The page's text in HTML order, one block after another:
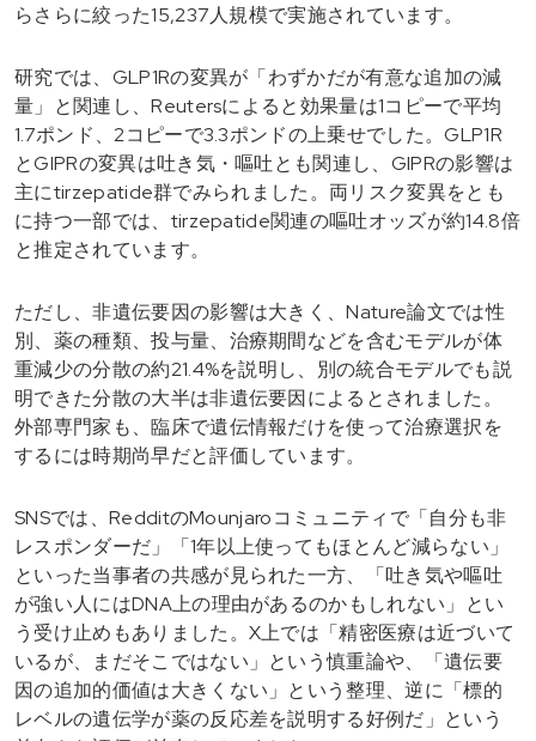
らさらに絞った15,237人規模で実施されています。
研究では、GLP1Rの変異が「わずかだが有意な追加の減
量」と関連し、Reutersによると効果量は1コピーで平均
1.7ポンド、2コピーで3.3ポンドの上乗せでした。GLP1R
とGIPRの変異は吐き気・嘔吐とも関連し、GIPRの影響は
主にtirzepatide群でみられました。両リスク変異をとも
に持つ一部では、tirzepatide関連の嘔吐オッズが約14.8倍
と推定されています。
ただし、非遺伝要因の影響は大きく、Nature論文では性
別、薬の種類、投与量、治療期間などを含むモデルが体
重減少の分散の約21.4%を説明し、別の統合モデルでも説
明できた分散の大半は非遺伝要因によるとされました。
外部専門家も、臨床で遺伝情報だけを使って治療選択を
するには時期尚早だと評価しています。
SNSでは、RedditのMounjaroコミュニティで「自分も非
レスポンダーだ」「1年以上使ってもほとんど減らない」
といった当事者の共感が見られた一方、「吐き気や嘔吐
が強い人にはDNA上の理由があるのかもしれない」とい
う受け止めもありました。X上では「精密医療は近づいて
いるが、まだそこではない」という慎重論や、「遺伝要
因の追加的価値は大きくない」という整理、逆に「標的
レベルの遺伝学が薬の反応差を説明する好例だ」という